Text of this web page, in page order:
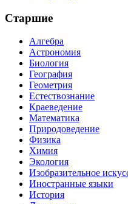
Старшие
Алгебра
Астрономия
Биология
География
Геометрия
Естествознание
Краеведение
Математика
Природоведение
Физика
Химия
Экология
Изобразительное
Иностранные языки
История